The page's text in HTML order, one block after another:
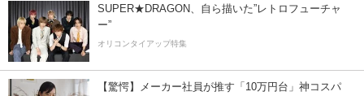
SUPER★DRAGON、自ら描いた”レトロフューチャ
ー”
オリコンタイアップ特集
【驚愕】メーカー社員が推す「10万円台」神コスパ